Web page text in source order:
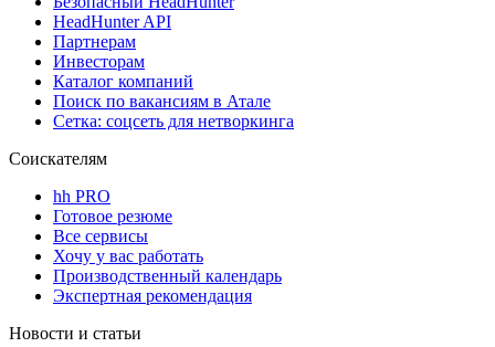
HeadHunter API
Партнерам
Инвесторам
Каталог компаний
Поиск по вакансиям в Атале
Сетка: соцсеть для нетворкинга
Соискателям
hh PRO
Готовое резюме
Все сервисы
Хочу у вас работать
Производственный календарь
Экспертная рекомендация
Новости и статьи